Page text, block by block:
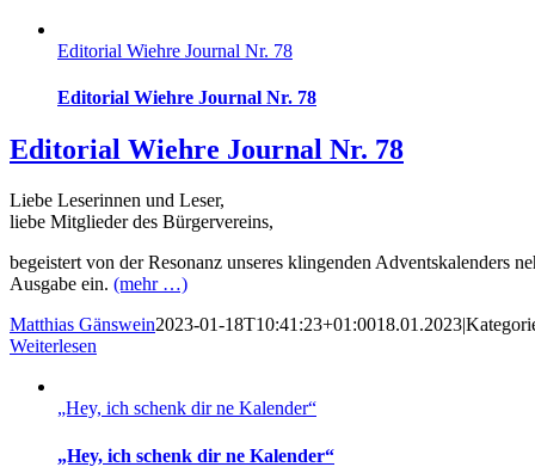
Editorial Wiehre Journal Nr. 78
Editorial Wiehre Journal Nr. 78
Editorial Wiehre Journal Nr. 78
Liebe Leserinnen und Leser,
liebe Mitglieder des Bürgervereins,
begeistert von der Resonanz unseres klingenden Adventskalenders
Ausgabe ein. (mehr …)
Matthias Gänswein2023-01-18T10:41:23+01:0018.01.2023|
Weiterlesen
„Hey, ich schenk dir ne Kalender“
„Hey, ich schenk dir ne Kalender“